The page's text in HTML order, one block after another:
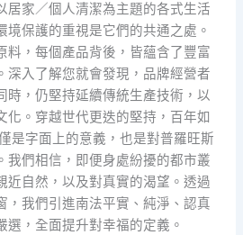
居家／個人清潔為主題的各式生活
境保護的重視是它們的共通之處。
料，每個產品背後，皆蘊含了豐富
深入了解您就會發現，品牌經營者
時，仍堅持延續傳統生產技術，以
化。穿越世代更迭的堅持，百年如
是字面上的意義，也是對普羅旺斯
我們相信，即便身處紛擾的都市叢
近自然，以及對真實的渴望。透過
，我們引進南法平實、純淨、認真
選，全面提升對幸福的定義。